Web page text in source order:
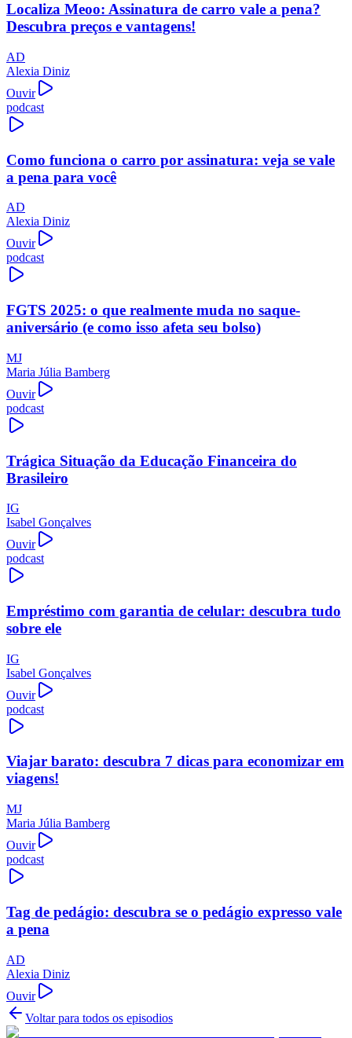
Localiza Meoo: Assinatura de carro vale a pena?
Descubra preços e vantagens!
AD
Alexia Diniz
Ouvir
podcast
Como funciona o carro por assinatura: veja se vale
a pena para você
AD
Alexia Diniz
Ouvir
podcast
FGTS 2025: o que realmente muda no saque-
aniversário (e como isso afeta seu bolso)
MJ
Maria Júlia Bamberg
Ouvir
podcast
Trágica Situação da Educação Financeira do
Brasileiro
IG
Isabel Gonçalves
Ouvir
podcast
Empréstimo com garantia de celular: descubra tudo
sobre ele
IG
Isabel Gonçalves
Ouvir
podcast
Viajar barato: descubra 7 dicas para economizar em
viagens!
MJ
Maria Júlia Bamberg
Ouvir
podcast
Tag de pedágio: descubra se o pedágio expresso vale
a pena
AD
Alexia Diniz
Ouvir
Voltar para todos os episodios